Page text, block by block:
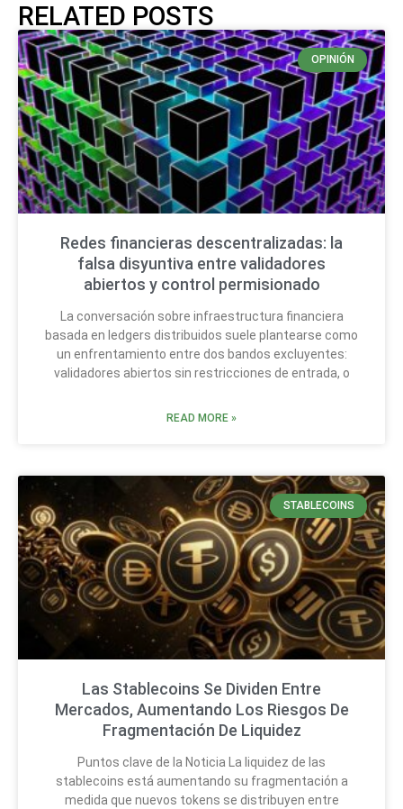
RELATED POSTS
OPINIÓN
Redes financieras descentralizadas: la
falsa disyuntiva entre validadores
abiertos y control permisionado
La conversación sobre infraestructura financiera
basada en ledgers distribuidos suele plantearse como
un enfrentamiento entre dos bandos excluyentes:
validadores abiertos sin restricciones de entrada, o
READ MORE »
STABLECOINS
Las Stablecoins Se Dividen Entre
Mercados, Aumentando Los Riesgos De
Fragmentación De Liquidez
Puntos clave de la Noticia La liquidez de las
stablecoins está aumentando su fragmentación a
medida que nuevos tokens se distribuyen entre